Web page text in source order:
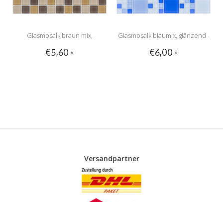
Glasmosaik braun mix,
glänzend - 30x30cm
€5,60 *
Glasmosaik blaumix, glänzend -
30x30cm
€6,00 *
Versandpartner